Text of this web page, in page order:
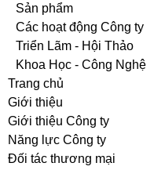
Sản phẩm
Các hoạt động Công ty
Triển Lãm - Hội Thảo
Khoa Học - Công Nghệ
Trang chủ
Giới thiệu
Giới thiệu Công ty
Năng lực Công ty
Đối tác thương mại